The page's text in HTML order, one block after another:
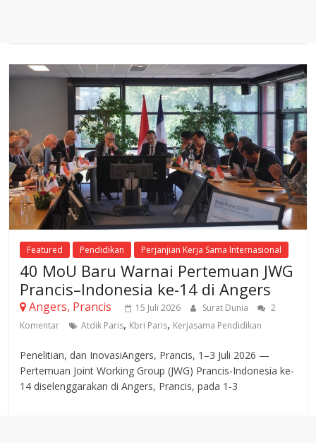
Featured Pendidikan Perjanjian Kerja Sama Internasional
40 MoU Baru Warnai Pertemuan JWG
Prancis–Indonesia ke-14 di Angers
Angers, Prancis 15 Juli 2026 Surat Dunia
2
Komentar
Atdik Paris, Kbri Paris, Kerjasama Pendidikan
Penelitian, dan InovasiAngers, Prancis, 1–3 Juli 2026 —
Pertemuan Joint Working Group (JWG) Prancis-Indonesia ke-
14 diselenggarakan di Angers, Prancis, pada 1-3